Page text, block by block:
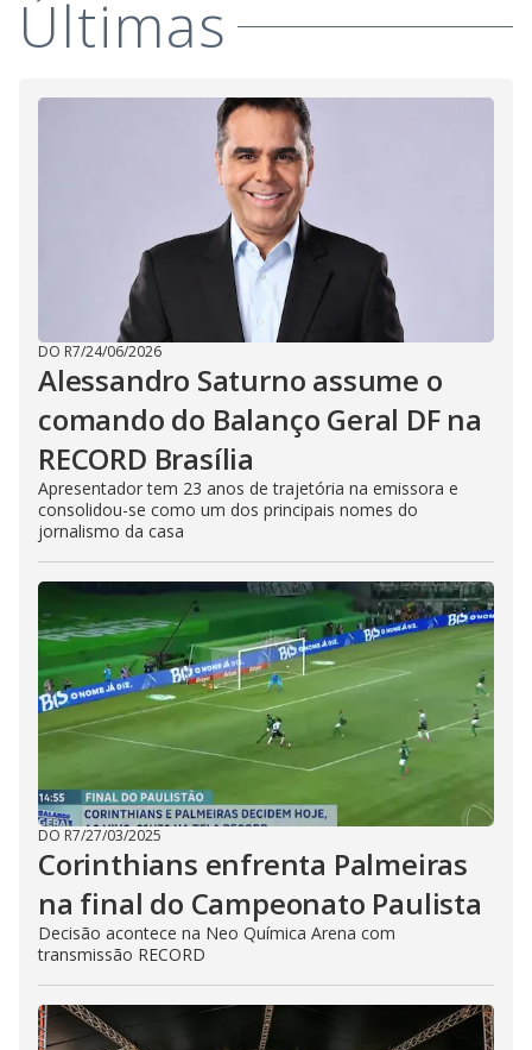
i
d
e
o
Últimas
DO R7/24/06/2026
Alessandro Saturno assume o
comando do Balanço Geral DF na
RECORD Brasília
Apresentador tem 23 anos de trajetória na emissora e
consolidou-se como um dos principais nomes do
jornalismo da casa
DO R7/27/03/2025
Corinthians enfrenta Palmeiras
na final do Campeonato Paulista
Decisão acontece na Neo Química Arena com
transmissão RECORD